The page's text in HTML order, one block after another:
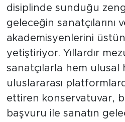
disiplinde sunduğu
geleceğin sanatçılarını
akademisyenlerini
yetiştiriyor. Yıllardır
sanatçılarla hem ulusal
uluslararası
ettiren konservatuvar,
başvuru ile sanatın